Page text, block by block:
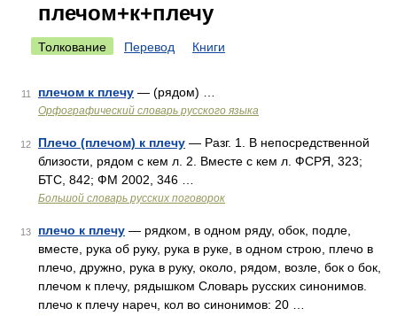
плечом+к+плечу
Толкование Перевод Книги
11 плечом к плечу — (рядом) …
Орфографический словарь русского языка
12 Плечо (плечом) к плечу — Разг. 1. В непосредственной
близости, рядом с кем л. 2. Вместе с кем л. ФСРЯ, 323;
БТС, 842; ФМ 2002, 346 …
Большой словарь русских поговорок
13 плечо к плечу — рядком, в одном ряду, обок, подле,
вместе, рука об руку, рука в руке, в одном строю, плечо в
плечо, дружно, рука в руку, около, рядом, возле, бок о бок,
плечом к плечу, рядышком Словарь русских синонимов.
плечо к плечу нареч, кол во синонимов: 20 …